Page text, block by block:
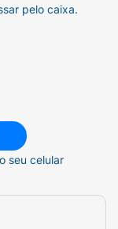
pelo caixa.
seu celular